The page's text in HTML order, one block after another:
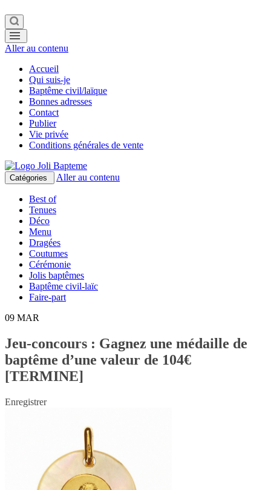
Aller au contenu
Accueil
Qui suis-je
Baptême civil/laïque
Bonnes adresses
Contact
Publier
Vie privée
Conditions générales de vente
Catégories Aller au contenu
Best of
Tenues
Déco
Menu
Dragées
Coutumes
Cérémonie
Jolis baptêmes
Baptême civil-laïc
Faire-part
09 MAR
Jeu-concours : Gagnez une médaille de
baptême d’une valeur de 104€
[TERMINE]
Enregistrer